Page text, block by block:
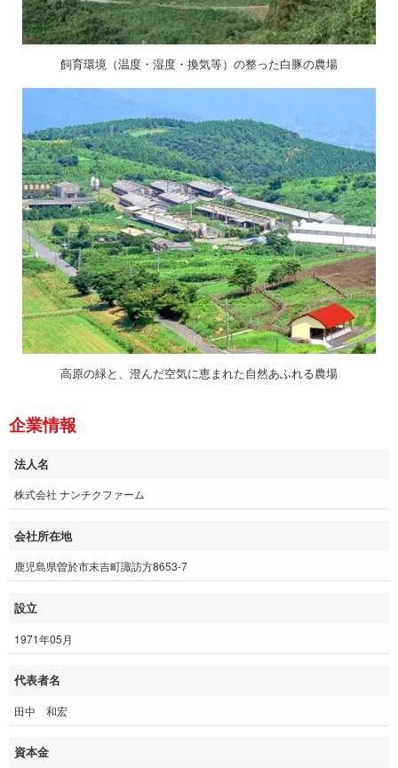
飼育環境（温度・湿度・換気等）の整った白豚の農場
高原の緑と、澄んだ空気に恵まれた自然あふれる農場
企業情報
法人名
株式会社 ナンチクファーム
会社所在地
鹿児島県曽於市末吉町諏訪方8653-7
設立
1971年05月
代表者名
田中 和宏
資本金